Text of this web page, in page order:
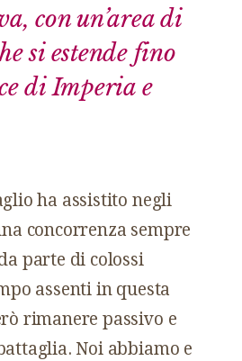
con un’area di
si estende fino
di Imperia e
ha assistito negli
concorrenza sempre
parte di colossi
assenti in questa
rimanere passivo e
Noi abbiamo e